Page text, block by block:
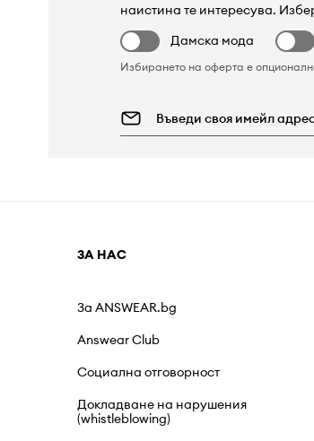
наистина те интересува.
Дамска мода
Избирането на оферта е
ЗА НАС
За ANSWEAR.bg
Answear Club
Социална отговорност
Докладване на нарушения
(whistleblowing)